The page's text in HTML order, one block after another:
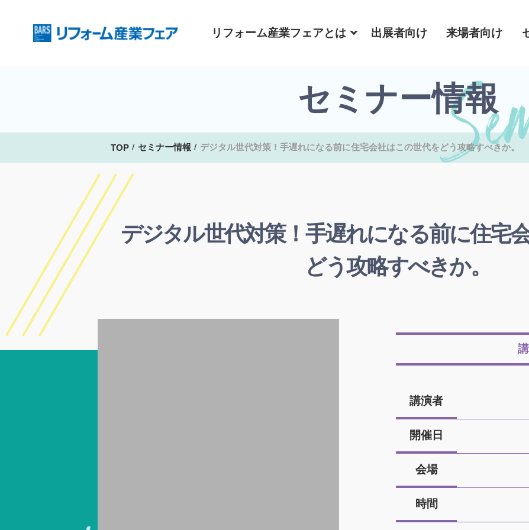
リフォーム産業フェアとは 出展者向け 来場者向け
セミナー情報
TOP セミナー情報 デジタル世代対策！手遅れになる前に住宅会社はこの世代をどう攻略すべきか。
デジタル世代対策！手遅れになる前に住宅
どう攻略すべきか。
講演者
開催日
会場
時間